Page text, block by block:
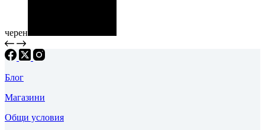
черен
Блог
Магазини
Общи условия